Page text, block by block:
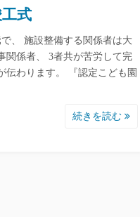
式
、 施設整備する関係者は大
関係者、 3者共が苦労して完
伝わります。 『認定こども園
続きを読む